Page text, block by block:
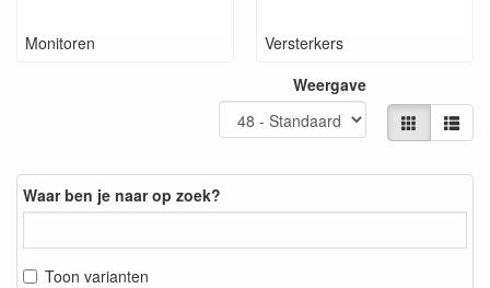
Waar ben je naar op zoek?
Toon varianten
Monitoren
Versterkers
Weergave